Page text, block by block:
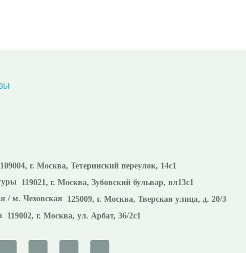
109004, г. Москва, Тетеринский переулок, 14с1
119021, г. Москва, Зубовский бульвар, вл13с1
125009, г. Москва, Тверская улица, д. 20/3
119002, г. Москва, ул. Арбат, 36/2с1